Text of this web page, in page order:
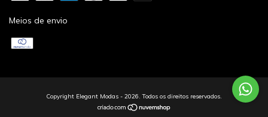
Meios de envio
Copyright Elegant Modas - 2026. Todos os direitos reservados.